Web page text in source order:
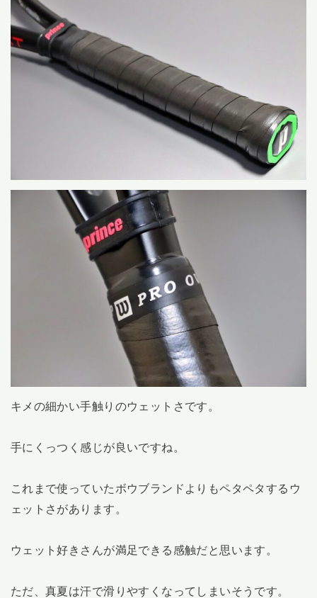
キメの細かい手触りのウェットさです。
手にくっつく感じが良いですね。
これまで使っていたボウブランドよりもペタペタするウ
ェットさがあります。
ウェット好きさんが満足できる感触だと思います。
ただ、真夏は汗で滑りやすくなってしまいそうです。